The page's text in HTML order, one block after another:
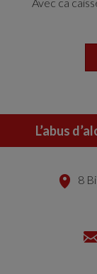
L’abus
8